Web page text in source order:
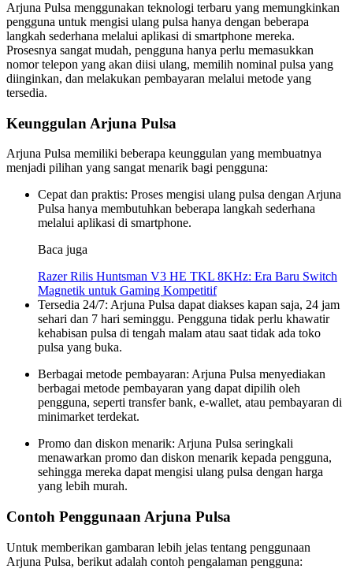
Arjuna Pulsa menggunakan teknologi terbaru yang memungkinkan
pengguna untuk mengisi ulang pulsa hanya dengan beberapa
langkah sederhana melalui aplikasi di smartphone mereka.
Prosesnya sangat mudah, pengguna hanya perlu memasukkan
nomor telepon yang akan diisi ulang, memilih nominal pulsa yang
diinginkan, dan melakukan pembayaran melalui metode yang
tersedia.
Keunggulan Arjuna Pulsa
Arjuna Pulsa memiliki beberapa keunggulan yang membuatnya
menjadi pilihan yang sangat menarik bagi pengguna:
Cepat dan praktis: Proses mengisi ulang pulsa dengan Arjuna
Pulsa hanya membutuhkan beberapa langkah sederhana
melalui aplikasi di smartphone.
Baca juga
Razer Rilis Huntsman V3 HE TKL 8KHz: Era Baru Switch
Magnetik untuk Gaming Kompetitif
Tersedia 24/7: Arjuna Pulsa dapat diakses kapan saja, 24 jam
sehari dan 7 hari seminggu. Pengguna tidak perlu khawatir
kehabisan pulsa di tengah malam atau saat tidak ada toko
pulsa yang buka.
Berbagai metode pembayaran: Arjuna Pulsa menyediakan
berbagai metode pembayaran yang dapat dipilih oleh
pengguna, seperti transfer bank, e-wallet, atau pembayaran di
minimarket terdekat.
Promo dan diskon menarik: Arjuna Pulsa seringkali
menawarkan promo dan diskon menarik kepada pengguna,
sehingga mereka dapat mengisi ulang pulsa dengan harga
yang lebih murah.
Contoh Penggunaan Arjuna Pulsa
Untuk memberikan gambaran lebih jelas tentang penggunaan
Arjuna Pulsa, berikut adalah contoh pengalaman pengguna: